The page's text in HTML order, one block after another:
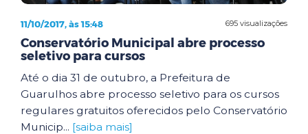
695 visualizações
11/10/2017, às 15:48
Conservatório Municipal abre processo
seletivo para cursos
Até o dia 31 de outubro, a Prefeitura de
Guarulhos abre processo seletivo para os cursos
regulares gratuitos oferecidos pelo Conservatório
Municip... [saiba mais]